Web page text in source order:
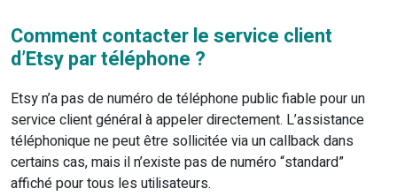
Comment contacter le service client
d’Etsy par téléphone ?
Etsy n’a pas de numéro de téléphone public fiable pour un
service client général à appeler directement. L’assistance
téléphonique ne peut être sollicitée via un callback dans
certains cas, mais il n’existe pas de numéro “standard”
affiché pour tous les utilisateurs.